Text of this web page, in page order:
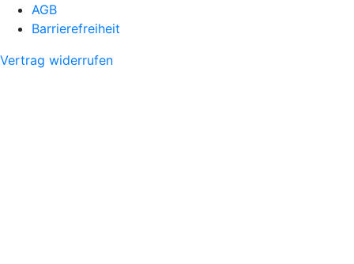
AGB
Barrierefreiheit
Vertrag widerrufen